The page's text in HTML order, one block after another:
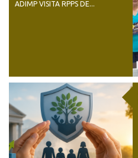
ADIMP VISITA RPPS DE...